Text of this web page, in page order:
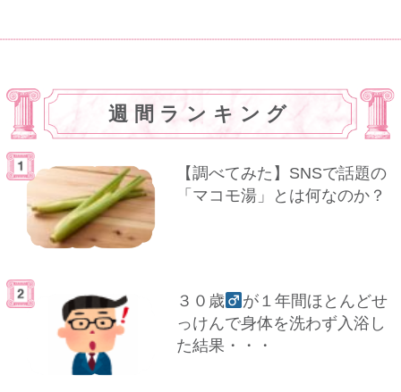
週間ランキング
【調べてみた】SNSで話題の
「マコモ湯」とは何なのか？
３０歳
が１年間ほとんどせ
っけんで身体を洗わず入浴し
た結果・・・